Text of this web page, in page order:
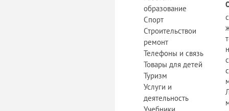
образование
Спорт
Строительствои
ремонт
Телефоны и связь
Товары для детей
Туризм
Услуги и
деятельность